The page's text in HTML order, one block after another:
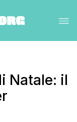
Natale: il